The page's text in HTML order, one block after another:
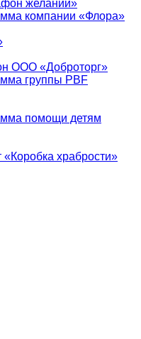
желаний»
компании «Флора»
ООО «Доброторг»
группы PBF
помощи детям
«Коробка храбрости»